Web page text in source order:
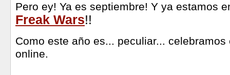
Pero ey! Ya es septiembre! Y ya estamos
Freak Wars!!
Como este año es... peculiar... celebramos
online.